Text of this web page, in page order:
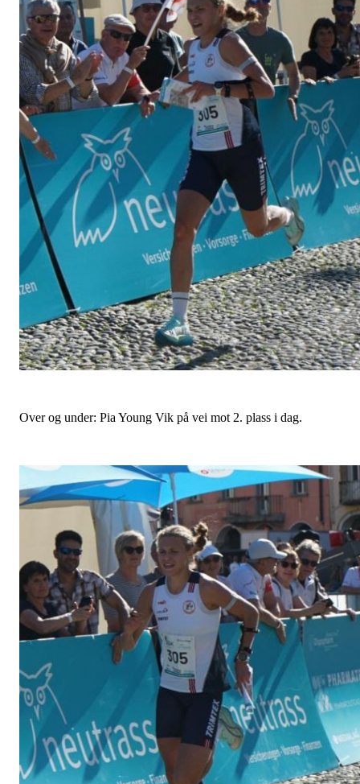
Over og under: Pia Young Vik på vei mot 2. plass i dag.